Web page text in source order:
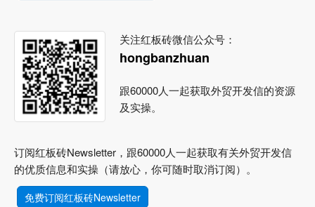
关注红板砖微信公众号：
hongbanzhuan
跟60000人一起获取外贸开发信的资源
及实操。
订阅红板砖Newsletter，跟60000人一起获取有关外贸开发信
的优质信息和实操（请放心，你可随时取消订阅）。
免费订阅红板砖Newsletter